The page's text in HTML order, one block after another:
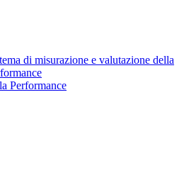
di misurazione e valutazione della
Performance